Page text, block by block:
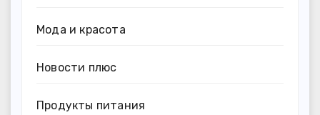
Мода и красота
Новости плюс
Продукты питания